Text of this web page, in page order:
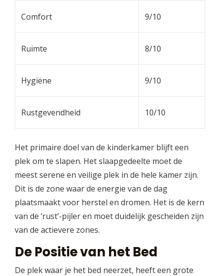
Comfort 9/10
Ruimte 8/10
Hygiëne 9/10
Rustgevendheid 10/10
Het primaire doel van de kinderkamer blijft een
plek om te slapen. Het slaapgedeelte moet de
meest serene en veilige plek in de hele kamer zijn.
Dit is de zone waar de energie van de dag
plaatsmaakt voor herstel en dromen. Het is de kern
van de ‘rust’-pijler en moet duidelijk gescheiden zijn
van de actievere zones.
De Positie van het Bed
De plek waar je het bed neerzet, heeft een grote